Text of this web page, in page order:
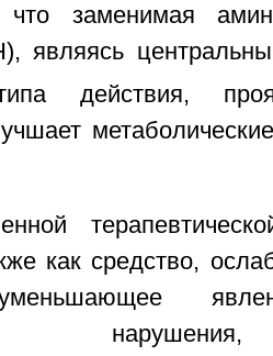
что заменимая
являясь
действия,
как средство,